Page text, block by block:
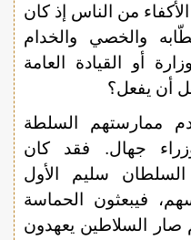
من الناس إذ كان
والخصي والخدام
أو القيادة العامة
أن يفعل؟
ممارستهم السلطة
جهال. فقد كان
سليم الأول
فيبعثون الحماسة
صار السلاطين يعهدون